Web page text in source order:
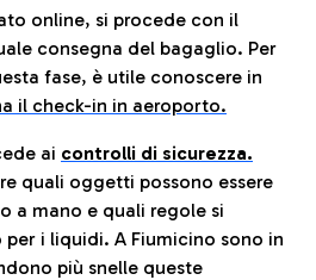
online, si procede con il
consegna del bagaglio. Per
fase, è utile conoscere in
il check-in in aeroporto.
ai controlli di sicurezza.
quali oggetti possono essere
a mano e quali regole si
i liquidi. A Fiumicino sono in
più snelle queste